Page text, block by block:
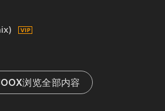
浏览全部内容